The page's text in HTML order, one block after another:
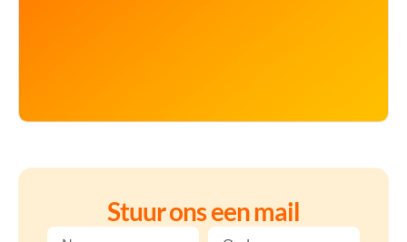
Stuur ons een mail